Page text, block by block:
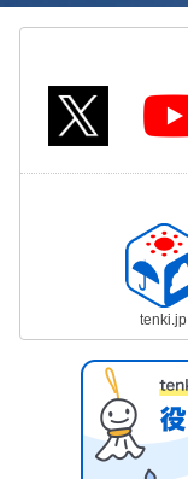
tenki.jp